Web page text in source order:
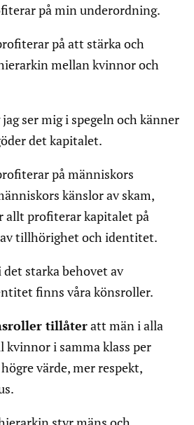
på min underordning.
på att stärka och
mellan kvinnor och
ser mig i spegeln och känner
det kapitalet.
på människors
känslor av skam,
allt profiterar kapitalet på
tillhörighet och identitet.
starka behovet av
finns våra könsroller.
tillåteratt män i alla
i samma klass per
värde, mer respekt,